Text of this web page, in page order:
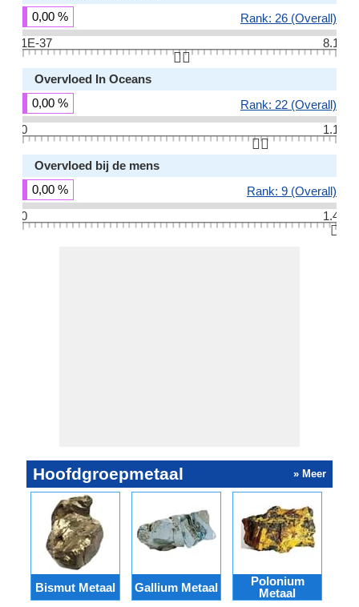
0,00 %
Rank: 26 (Overall)
1E-37
8.1
👆🏻
Overvloed In Oceans
0,00 %
Rank: 22 (Overall)
0
1.1
👆🏻
Overvloed bij de mens
0,00 %
Rank: 9 (Overall)
0
1.4
👆🏻
Hoofdgroepmetaal » Meer
Bismut Metaal Gallium Metaal
Polonium
Metaal